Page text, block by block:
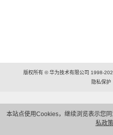
本站点使用Cookies，继续浏览表示您
私政
版权所有 © 华为技术有限公司 1998-
隐私保护